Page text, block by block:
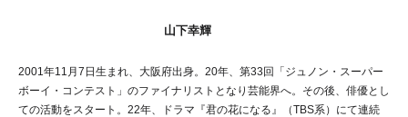
山下幸輝
2001年11月7日生まれ、大阪府出身。20年、第33回「ジュノン・スーパー
ボーイ・コンテスト」のファイナリストとなり芸能界へ。その後、俳優とし
ての活動をスタート。22年、ドラマ『君の花になる』（TBS系）にて連続